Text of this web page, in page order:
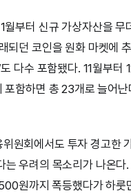
부터 신규 가상자산을 무
던 코인을 원화 마켓에
다수 포함됐다. 11월부
함하면 총 23개로 늘어
원회에서도 투자 경고한
우려의 목소리가 나온
원까지 폭등했다가 하